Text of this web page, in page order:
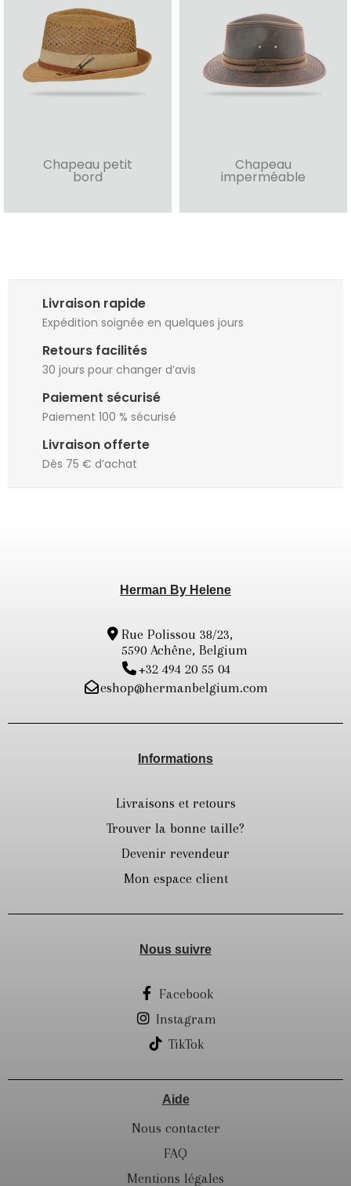
Chapeau petit
bord
Chapeau
imperméable
Livraison rapide
Expédition soignée en quelques jours
Retours facilités
30 jours pour changer d’avis
Paiement sécurisé
Paiement 100 % sécurisé
Livraison offerte
Dès 75 € d’achat
Herman By Helene
Rue Polissou 38/23,
5590 Achêne, Belgium
+32 494 20 55 04
eshop@hermanbelgium.com
Informations
Livraisons et retours
Trouver la bonne taille?
Devenir revendeur
Mon espace client
Nous suivre
Facebook
Instagram
TikTok
Aide
Nous contacter
FAQ
Mentions légales